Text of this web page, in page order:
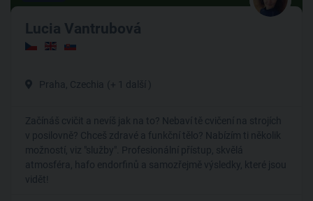
Lucia Vantrubová
Praha, Czechia (+ 1 další )
Začínáš cvičit a nevíš jak na to? Nebaví tě cvičení na strojích
v posilovně? Chceš zdravé a funkční tělo? Nabízím ti několik
možností, viz "služby". Profesionální přístup, skvělá
atmosféra, hafo endorfinů a samozřejmě výsledky, které jsou
vidět!